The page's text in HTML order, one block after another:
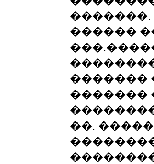
������
�������
�������
��.